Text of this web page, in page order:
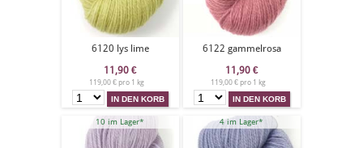
6120 lys lime
11,90 €
119,00 € pro 1 kg
6122 gammelrosa
11,90 €
119,00 € pro 1 kg
10 im Lager* 4 im Lager*